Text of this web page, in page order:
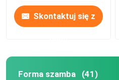
blacha stalowa
Skontaktuj się z
Forma szamba (41)